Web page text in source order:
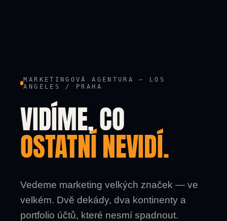
MARKETINGOVÁ AGENTURA — LOS
ANGELES / PRAHA
VIDÍME, CO
OSTATNÍ NEVIDÍ.
Vedeme marketing velkých značek — ve
velkém. Dvě dekády, dva kontinenty a
portfolio účtů, které nesmí spadnout.